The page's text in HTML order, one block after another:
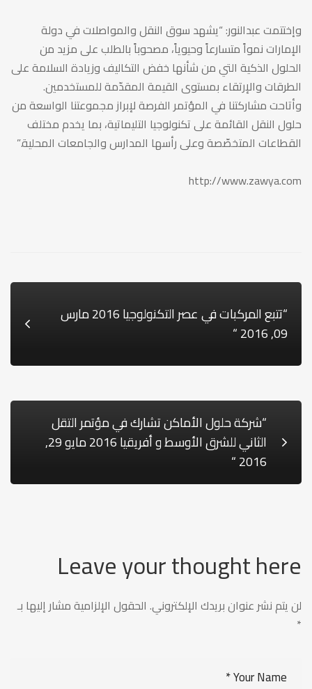
وإختتمت عبدالنور: “يشهد سوق النقل والمواصلات في دولة
الإمارات نمواً متسارعاً وحيوياً، مصحوباً بالطلب على مزيد من
الحلول الذكية التي من شأنها خفض التكاليف وزيادة السلامة على
الطرقات والإرتقاء بمستوى القيمة المقدّمة للمستخدمين.
وأتاحت مشاركتنا في المؤتمر الفرصة لإبراز مجموعتنا الواسعة من
حلول النقل القائمة على تكنولوجيا التليماتية، بما يخدم مختلف
القطاعات المتخصّصة وعلى رأسها المدارس والجامعات المحلية.”
http://www.zawya.com
“تتبع المركبات في عصر التكنولوجيا 2016 مارس
09, 2016 “
“شركة حلول الأماكن تشارك في مؤتمر التقل
الثاني للشرق الأوسط و أفريقيا 2016 مايو 29,
2016 “
Leave your thought here
لن يتم نشر عنوان بريدك الإلكتروني. الحقول الإلزامية مشار إليها بـ
*